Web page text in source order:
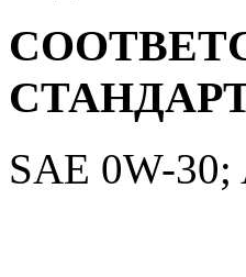
SAE 0W-